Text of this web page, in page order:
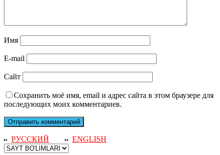
Имя
E-mail
Сайт
Сохранить моё имя, email и адрес сайта в этом браузере для
последующих моих комментариев.
РУССКИЙ ENGLISH